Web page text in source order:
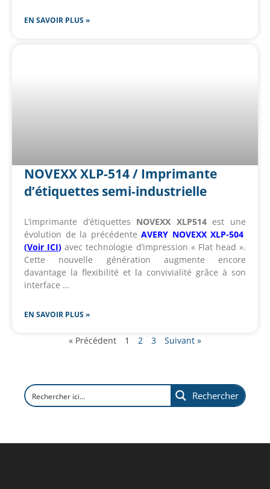
EN SAVOIR PLUS »
NOVEXX XLP-514 / Imprimante
d’étiquettes semi-industrielle
L’imprimante d’étiquettes NOVEXX XLP514est une
évolution de la précédente AVERY NOVEXX XLP-504
(Voir ICI) avec technologie d’impression « Flat head ».
Cette nouvelle génération augmente encore
davantage la flexibilité et la convivialité grâce à son
interface …
EN SAVOIR PLUS »
« Précédent 1 2 3 Suivant »
Rechercher